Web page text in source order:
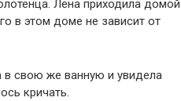
Лена приходила домой
в этом доме не зависит от
свою же ванную и увидела
кричать.